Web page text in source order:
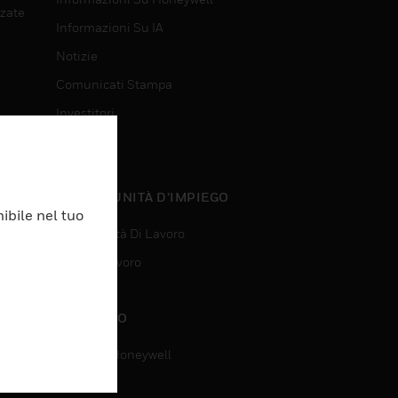
Informazioni Su IA
Notizie
Comunicati Stampa
Investitori
OPPORTUNITÀ D’IMPIEGO
Opportunità Di Lavoro
Ricerca Lavoro
CONTATTO
Contatta Honeywell
nel tuo